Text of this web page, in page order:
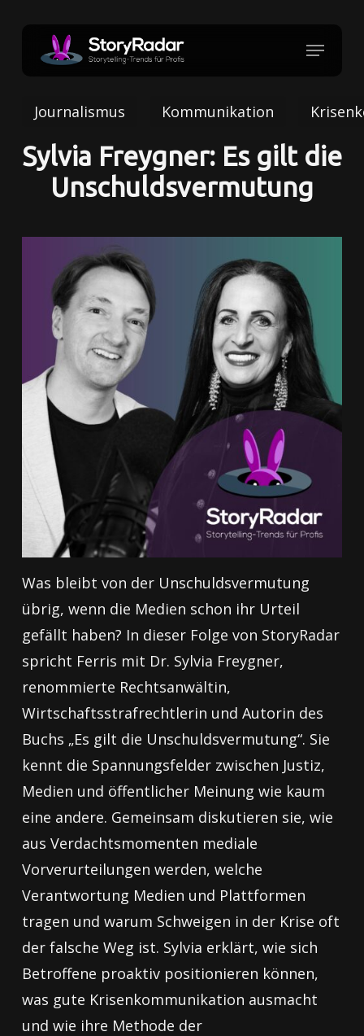
Menu
Journalismus Kommunikation
Sylvia Freygner: Es gilt die
Unschuldsvermutung
Was bleibt von der Unschuldsvermutung
übrig, wenn die Medien schon ihr Urteil
gefällt haben? In dieser Folge von StoryRadar
spricht Ferris mit Dr. Sylvia Freygner,
renommierte Rechtsanwältin,
Wirtschaftsstrafrechtlerin und Autorin des
Buchs „Es gilt die Unschuldsvermutung“. Sie
kennt die Spannungsfelder zwischen Justiz,
Medien und öffentlicher Meinung wie kaum
eine andere. Gemeinsam diskutieren sie, wie
aus Verdachtsmomenten mediale
Vorverurteilungen werden, welche
Verantwortung Medien und Plattformen
tragen und warum Schweigen in der Krise oft
der falsche Weg ist. Sylvia erklärt, wie sich
Betroffene proaktiv positionieren können,
was gute Krisenkommunikation ausmacht
und wie ihre Methode der
Close